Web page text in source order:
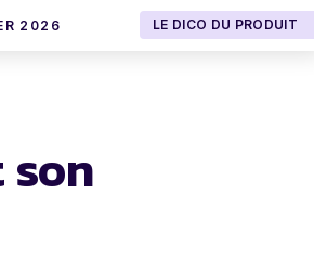
2026 LE DICO DU PRODUIT